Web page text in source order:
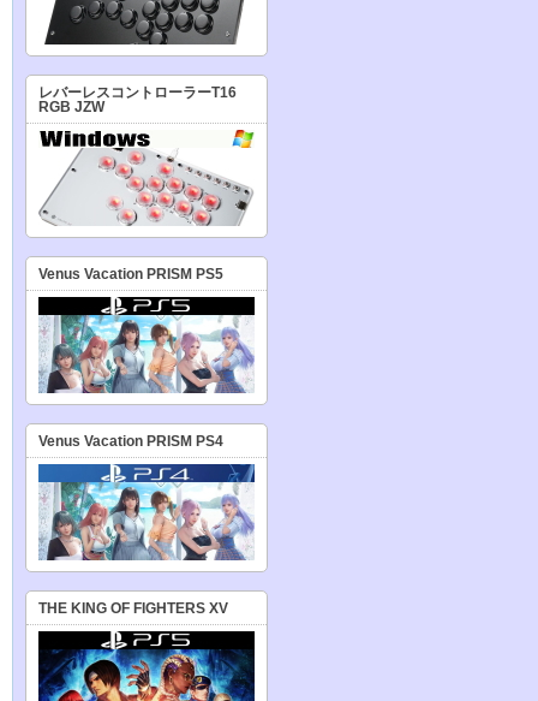
レバーレスコントローラーT16
RGB JZW
Venus Vacation PRISM PS5
Venus Vacation PRISM PS4
THE KING OF FIGHTERS XV